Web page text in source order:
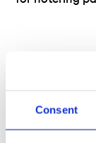
Consent